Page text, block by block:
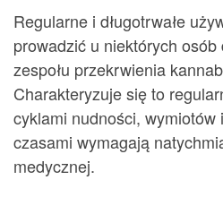
Regularne i długotrwałe
prowadzić u niektórych
zespołu przekrwienia
Charakteryzuje się to
cyklami nudności,
czasami wymagają
medycznej.